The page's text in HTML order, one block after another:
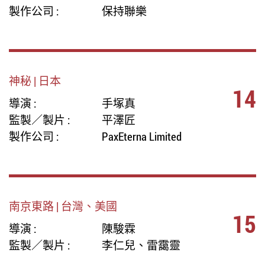
製作公司 :
保持聯樂
神秘 | 日本
導演 :
手塚真
監製／製片 :
平澤匠
製作公司 :
PaxEterna Limited
14
南京東路 | 台灣、美國
導演 :
陳駿霖
監製／製片 :
李仁兒、雷靄靈
15